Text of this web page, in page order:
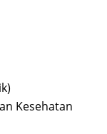
Kesehatan